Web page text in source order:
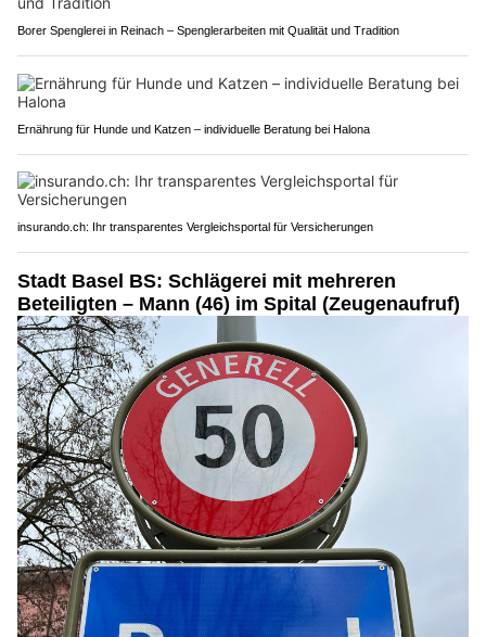
Borer Spenglerei in Reinach – Spenglerarbeiten mit Qualität und Tradition
Ernährung für Hunde und Katzen – individuelle Beratung bei Halona
insurando.ch: Ihr transparentes Vergleichsportal für Versicherungen
Stadt Basel BS: Schlägerei mit mehreren
Beteiligten – Mann (46) im Spital (Zeugenaufruf)